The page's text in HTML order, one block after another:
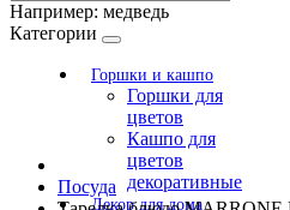
Например: медведь
Категории
Горшки и кашпо
Горшки для
цветов
Кашпо для
цветов
декоративные
Декор для дома
Посуда